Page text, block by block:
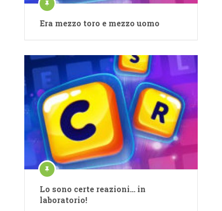
Era mezzo toro e mezzo uomo
Lo sono certe reazioni… in
laboratorio!